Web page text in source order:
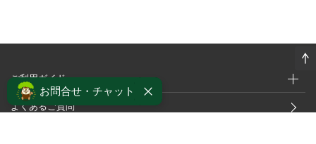
ご利用ガイド
よくあるご質問
お問合せ・チャット